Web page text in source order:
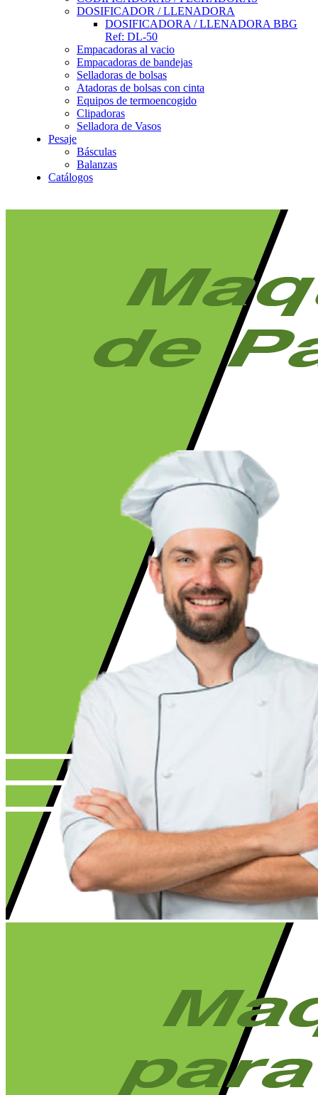
DOSIFICADOR / LLENADORA
DOSIFICADORA / LLENADORA BBG
Ref: DL-50
Empacadoras al vacio
Empacadoras de bandejas
Selladoras de bolsas
Atadoras de bolsas con cinta
Equipos de termoencogido
Clipadoras
Selladora de Vasos
Pesaje
Básculas
Balanzas
Catálogos